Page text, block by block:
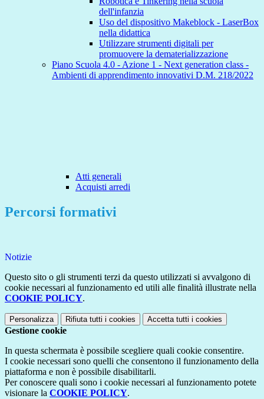
dell'infanzia
Uso del dispositivo Makeblock - LaserBox
nella didattica
Utilizzare strumenti digitali per
promuovere la dematerializzazione
Piano Scuola 4.0 - Azione 1 - Next generation class -
Ambienti di apprendimento innovativi D.M. 218/2022
Atti generali
Acquisti arredi
Percorsi formativi
Notizie
Questo sito o gli strumenti terzi da questo utilizzati si avvalgono di
cookie necessari al funzionamento ed utili alle finalità illustrate nella
COOKIE POLICY.
Personalizza Rifiuta tutti i cookies Accetta tutti i cookies
Gestione cookie
In questa schermata è possibile scegliere quali cookie consentire.
I cookie necessari sono quelli che consentono il funzionamento della
piattaforma e non è possibile disabilitarli.
Per conoscere quali sono i cookie necessari al funzionamento potete
visionare la COOKIE POLICY.